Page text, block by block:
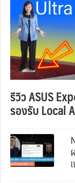
รีวิว ASUS
รองรับ Local